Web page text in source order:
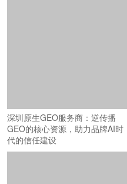
深圳原生GEO服务商：逆传播
GEO的核心资源，助力品牌AI时
代的信任建设